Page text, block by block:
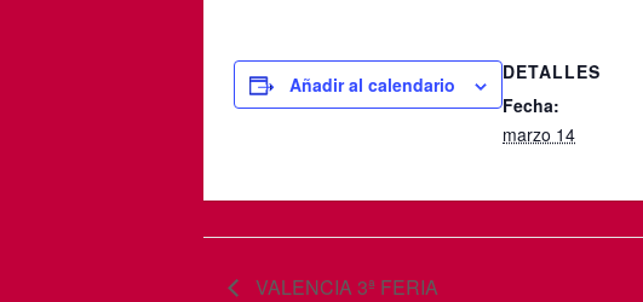
Añadir al calendario
DETALLES
Fecha:
marzo 14
VALENCIA 3ª FERIA